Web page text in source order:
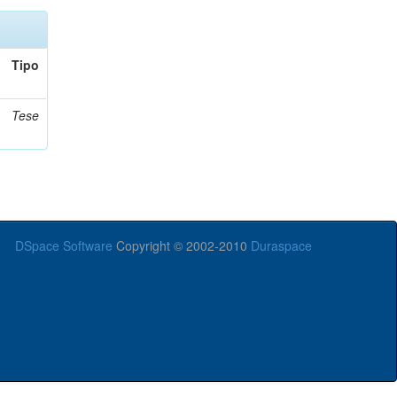
Tipo
Tese
DSpace Software Copyright © 2002-2010 Duraspace